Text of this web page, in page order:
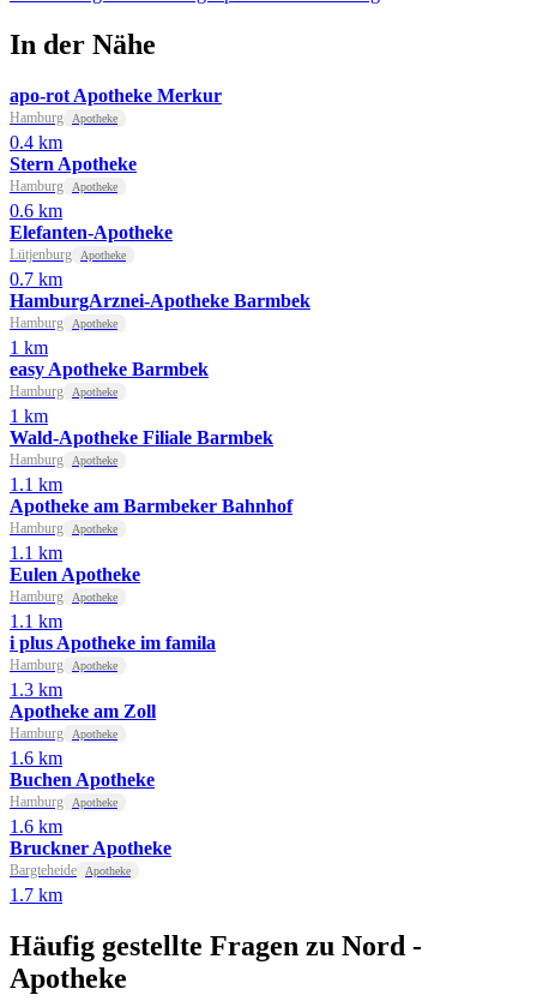
In der Nähe
apo-rot Apotheke Merkur
Hamburg Apotheke
0.4 km
Stern Apotheke
Hamburg Apotheke
0.6 km
Elefanten-Apotheke
Lütjenburg Apotheke
0.7 km
HamburgArznei-Apotheke Barmbek
Hamburg Apotheke
1 km
easy Apotheke Barmbek
Hamburg Apotheke
1 km
Wald-Apotheke Filiale Barmbek
Hamburg Apotheke
1.1 km
Apotheke am Barmbeker Bahnhof
Hamburg Apotheke
1.1 km
Eulen Apotheke
Hamburg Apotheke
1.1 km
i plus Apotheke im famila
Hamburg Apotheke
1.3 km
Apotheke am Zoll
Hamburg Apotheke
1.6 km
Buchen Apotheke
Hamburg Apotheke
1.6 km
Bruckner Apotheke
Bargteheide Apotheke
1.7 km
Häufig gestellte Fragen zu Nord -
Apotheke